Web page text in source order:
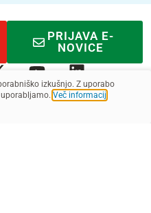
PRIJAVA E-
NOVICE
izkušnjo. Z uporabo
Več informacij